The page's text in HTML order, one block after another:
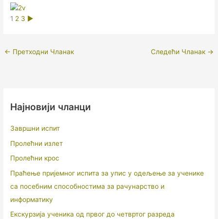
1 2 3 ►
← Претходни Чланак Следећи Чланак →
Најновији чланци
Завршни испит
Пролећни излет
Пролећни крос
Праћење пријемног испита за упис у одељење за ученике
са посебним способностима за рачунарство и
информатику
Екскурзија ученика од првог до четвртог разреда